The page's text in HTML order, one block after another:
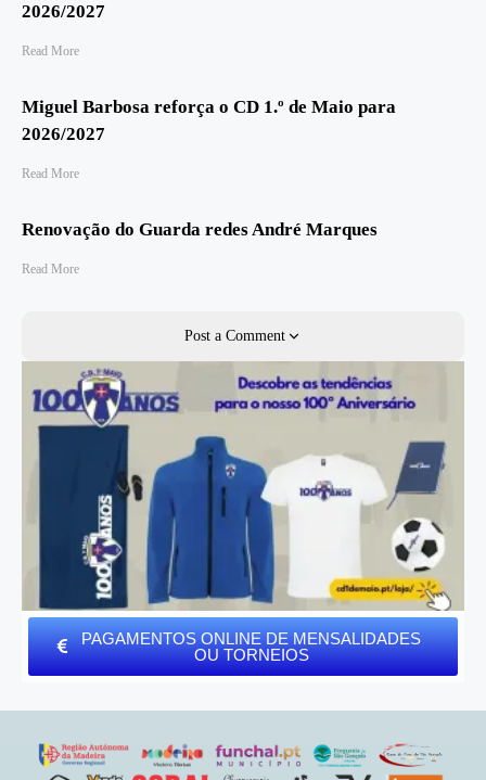
2026/2027
Read More
Miguel Barbosa reforça o CD 1.º de Maio para
2026/2027
Read More
Renovação do Guarda redes André Marques
Read More
Post a Comment
PAGAMENTOS ONLINE DE MENSALIDADES
OU TORNEIOS